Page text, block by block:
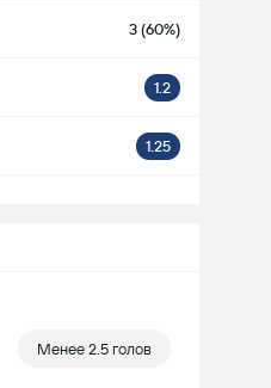
3 (60%)
1.2
1.25
Менее 2.5 голов